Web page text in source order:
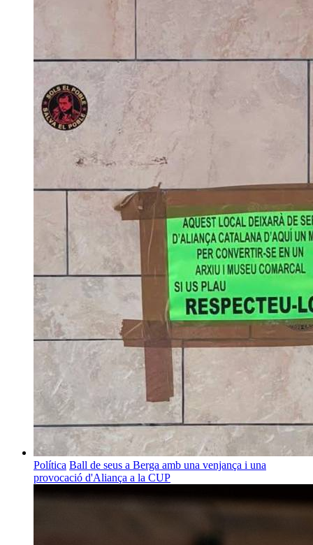
Política Ball de seus a Berga amb una venjança i una
provocació d'Aliança a la CUP